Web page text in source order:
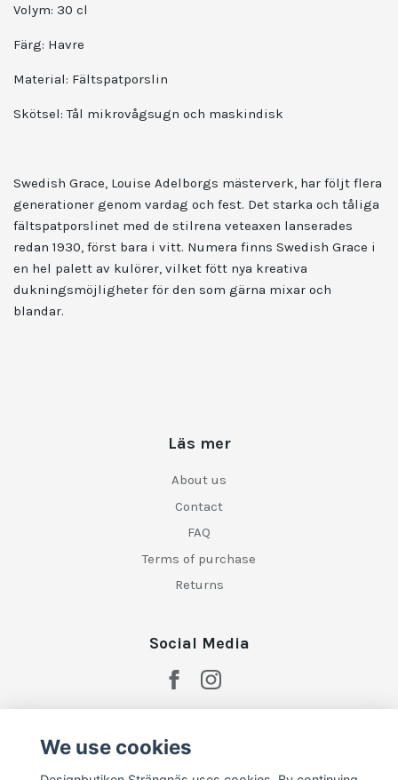
Volym: 30 cl
Färg: Havre
Material: Fältspatporslin
Skötsel: Tål mikrovågsugn och maskindisk
Swedish Grace, Louise Adelborgs mästerverk, har följt flera
generationer genom vardag och fest. Det starka och tåliga
fältspatporslinet med de stilrena veteaxen lanserades
redan 1930, först bara i vitt. Numera finns Swedish Grace i
en hel palett av kulörer, vilket fött nya kreativa
dukningsmöjligheter för den som gärna mixar och
blandar.
Läs mer
About us
Contact
FAQ
Terms of purchase
Returns
Social Media
We use cookies